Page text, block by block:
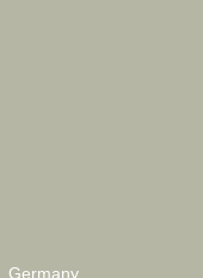
Germany